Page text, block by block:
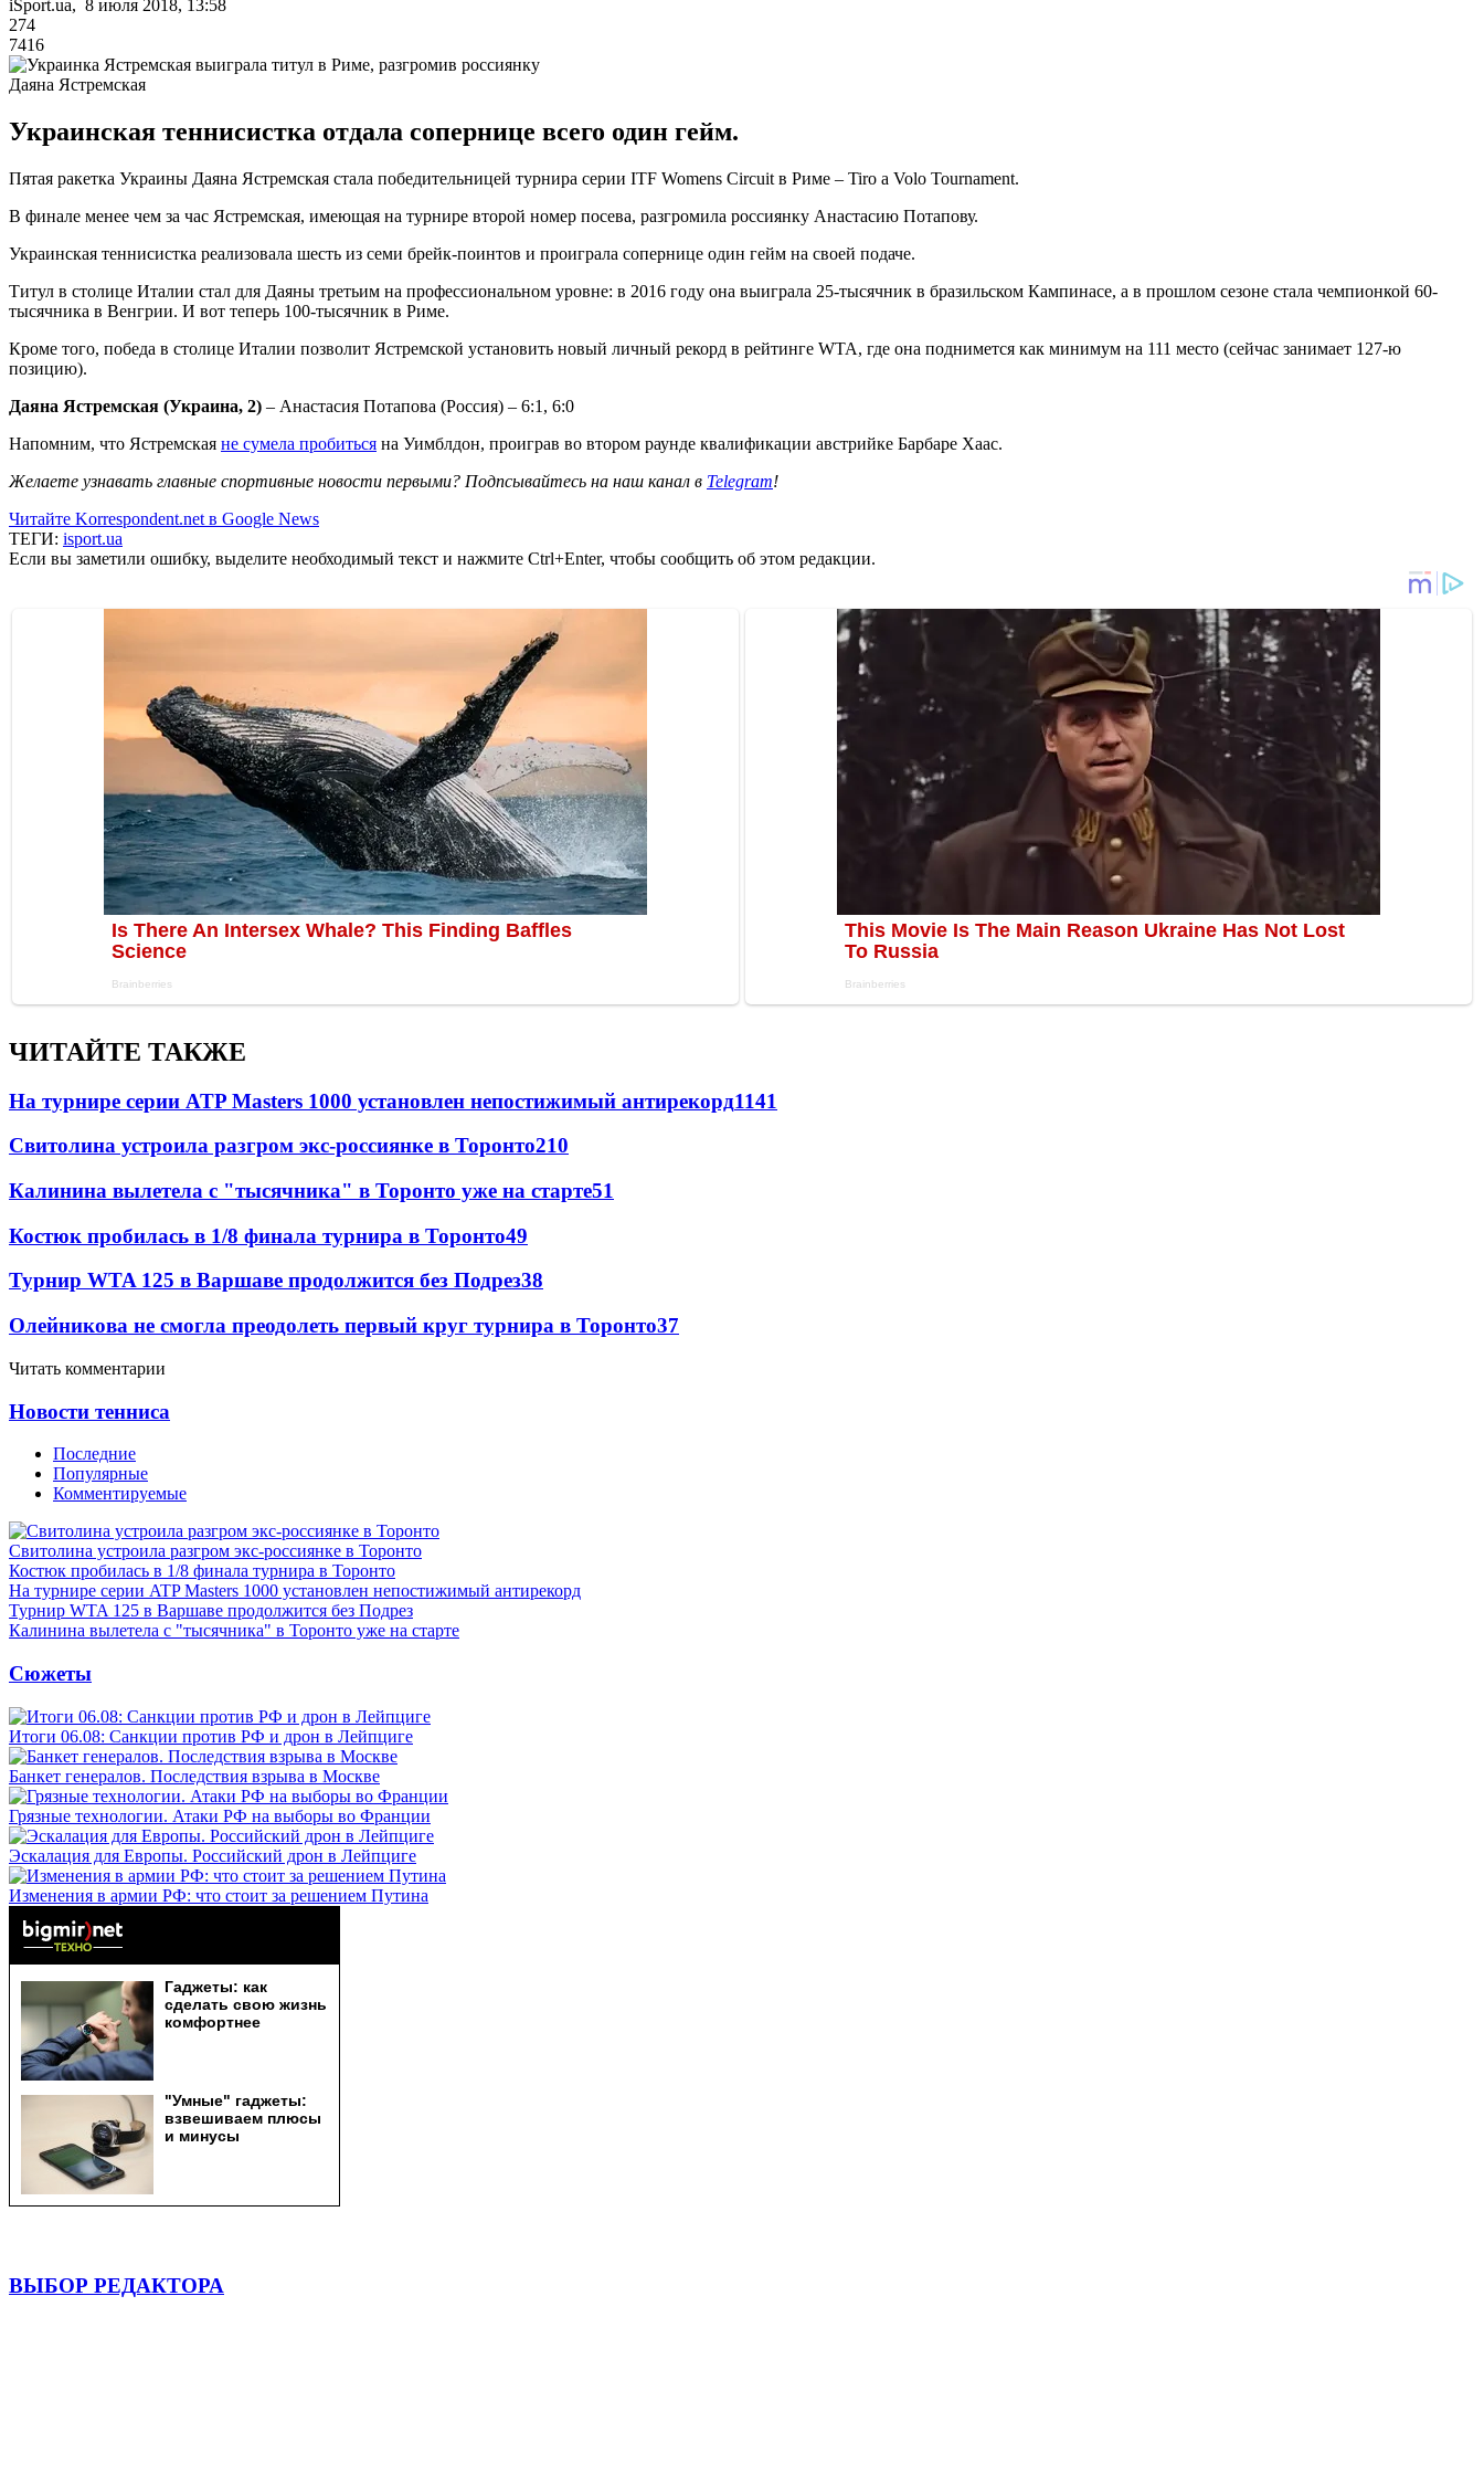
iSport.ua, 8 июля 2018, 13:58
274
7416
Даяна Ястремская
Украинская теннисистка отдала сопернице всего один гейм.
Пятая ракетка Украины Даяна Ястремская стала победительницей турнира серии ITF Womens Circuit в Риме – Tiro a Volo Tournament.
В финале менее чем за час Ястремская, имеющая на турнире второй номер посева, разгромила россиянку Анастасию Потапову.
Украинская теннисистка реализовала шесть из семи брейк-поинтов и проиграла сопернице один гейм на своей подаче.
Титул в столице Италии стал для Даяны третьим на профессиональном уровне: в 2016 году она выиграла 25-тысячник в бразильском Кампинасе, а в прошлом сезоне стала чемпионкой 60-
тысячника в Венгрии. И вот теперь 100-тысячник в Риме.
Кроме того, победа в столице Италии позволит Ястремской установить новый личный рекорд в рейтинге WTA, где она поднимется как минимум на 111 место (сейчас занимает 127-ю
позицию).
Даяна Ястремская (Украина, 2) – Анастасия Потапова (Россия) – 6:1, 6:0
Напомним, что Ястремская не сумела пробиться на Уимблдон, проиграв во втором раунде квалификации австрийке Барбаре Хаас.
Желаете узнавать главные спортивные новости первыми? Подпсывайтесь на наш канал в Telegram!
Читайте Korrespondent.net в Google News
ТЕГИ: isport.ua
Если вы заметили ошибку, выделите необходимый текст и нажмите Ctrl+Enter, чтобы сообщить об этом редакции.
ЧИТАЙТЕ ТАКЖЕ
На турнире серии ATP Masters 1000 установлен непостижимый антирекорд1141
Свитолина устроила разгром экс-россиянке в Торонто210
Калинина вылетела с "тысячника" в Торонто уже на старте51
Костюк пробилась в 1/8 финала турнира в Торонто49
Турнир WTA 125 в Варшаве продолжится без Подрез38
Олейникова не смогла преодолеть первый круг турнира в Торонто37
Читать комментарии
Новости тенниса
Последние
Популярные
Комментируемые
Свитолина устроила разгром экс-россиянке в Торонто
Костюк пробилась в 1/8 финала турнира в Торонто
На турнире серии ATP Masters 1000 установлен непостижимый антирекорд
Турнир WTA 125 в Варшаве продолжится без Подрез
Калинина вылетела с "тысячника" в Торонто уже на старте
Сюжеты
Итоги 06.08: Санкции против РФ и дрон в Лейпциге
Банкет генералов. Последствия взрыва в Москве
Грязные технологии. Атаки РФ на выборы во Франции
Эскалация для Европы. Российский дрон в Лейпциге
Изменения в армии РФ: что стоит за решением Путина
ВЫБОР РЕДАКТОРА